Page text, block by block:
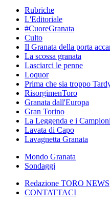
Rubriche
L'Editoriale
#CuoreGranata
Culto
Il Granata della porta
La scossa granata
Lasciarci le penne
Loquor
Prima che sia troppo
RisorgimenToro
Granata dall'Europa
Gran Torino
La Leggenda e i Campioni
Lavata di Capo
Lavagnetta Granata
Mondo Granata
Sondaggi
Redazione TORO NEWS
CONTATTACI